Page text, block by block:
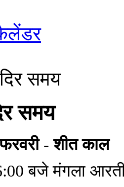
समय
समय
- शीत काल
बजे मंगला